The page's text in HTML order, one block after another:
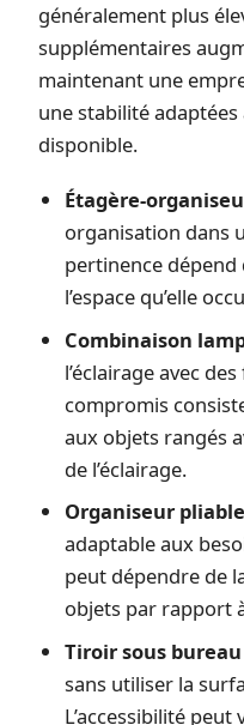
généralement plus
supplémentaires
maintenant une
une stabilité adaptées
disponible.
Étagère-
organisation dans
pertinence
l’espace qu’elle
Combinaison
l’éclairage avec
compromis
aux objets rangés
de l’éclairage.
Organiseur
adaptable aux
peut dépendre de
objets par rapport
Tiroir sous bureau
sans utiliser la
L’accessibilité